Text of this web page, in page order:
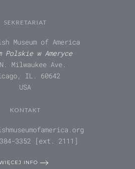
SEKRETARIAT
Museum of America
Polskie w Ameryce
Milwaukee Ave.
IL. 60642
USA
KONTAKT
3352 [ext. 2111]
INFO